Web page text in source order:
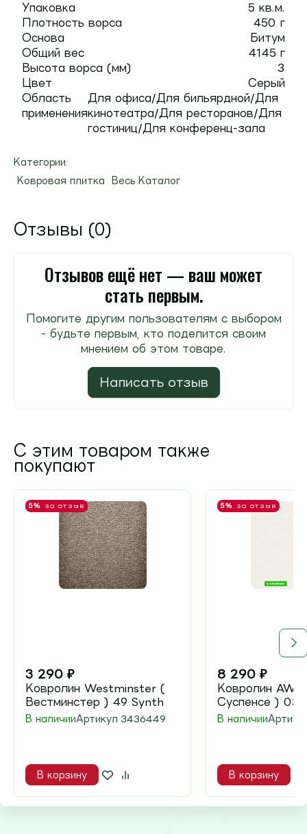
Упаковка
5 кв.м.
Плотность ворса
450 г
Основа
Битум
Общий вес
4145 г
Высота ворса (мм)
3
Цвет
Серый
Область
применения
Для офиса/Для бильярдной/Для
кинотеатра/Для ресторанов/Для
гостиниц/Для конференц-зала
Категории:
Ковровая плитка
Весь Каталог
Отзывы (0)
Отзывов ещё нет — ваш может
стать первым.
Помогите другим пользователям с выбором
- будьте первым, кто поделится своим
мнением об этом товаре.
Написать отзыв
С этим товаром также
покупают
5% за отзыв
3 290 ₽
Ковролин Westminster (
Вестминстер ) 49 Synth
В наличииАртикул 3436449
В корзину
5% за отзыв
8 290 ₽
Ковролин AW
Суспенсе ) 03
В наличии
В корзину